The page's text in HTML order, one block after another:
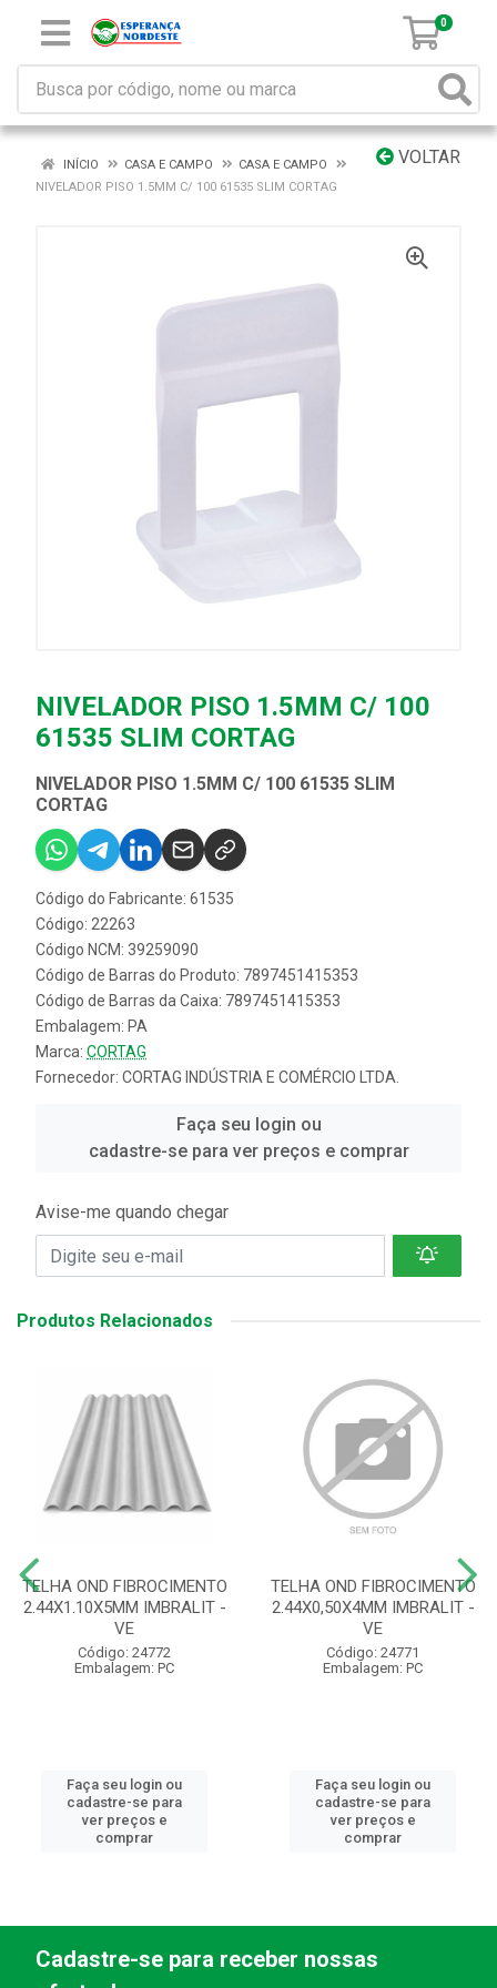
0
VOLTAR
INÍCIO CASA E CAMPO
CASA E CAMPO
NIVELADOR PISO 1.5MM C/ 100 61535 SLIM CORTAG
NIVELADOR PISO 1.5MM C/ 100
61535 SLIM CORTAG
NIVELADOR PISO 1.5MM C/ 100 61535 SLIM
CORTAG
Código do Fabricante: 61535
Código: 22263
Código NCM: 39259090
Código de Barras do Produto: 7897451415353
Código de Barras da Caixa: 7897451415353
Embalagem: PA
Marca: CORTAG
Fornecedor: CORTAG INDÚSTRIA E COMÉRCIO LTDA.
Faça seu login ou
cadastre-se para ver preços e comprar
Avise-me quando chegar
Produtos Relacionados
TELHA OND FIBROCIMENTO
2.44X1.10X5MM IMBRALIT -
VE
Código: 24772
Embalagem: PC
Faça seu login ou
cadastre-se para
ver preços e
comprar
TELHA OND FIBROCIMENTO
2.44X0,50X4MM IMBRALIT -
VE
Código: 24771
Embalagem: PC
Faça seu login ou
cadastre-se para
ver preços e
comprar
Cadastre-se para receber nossas